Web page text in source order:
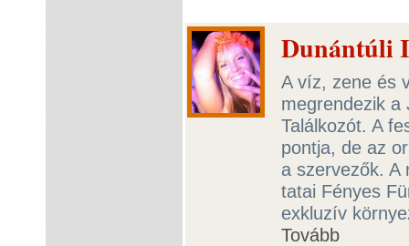
Dunántúli
A víz, zene és
megrendezik a
Találkozót. A
pontja, de az
a szervezők. A
tatai Fényes
exkluzív
Tovább